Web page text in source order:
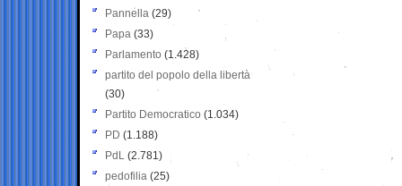
Pannella (29)
Papa (33)
Parlamento (1.428)
partito del popolo della libertà
(30)
Partito Democratico (1.034)
PD (1.188)
PdL (2.781)
pedofilia (25)